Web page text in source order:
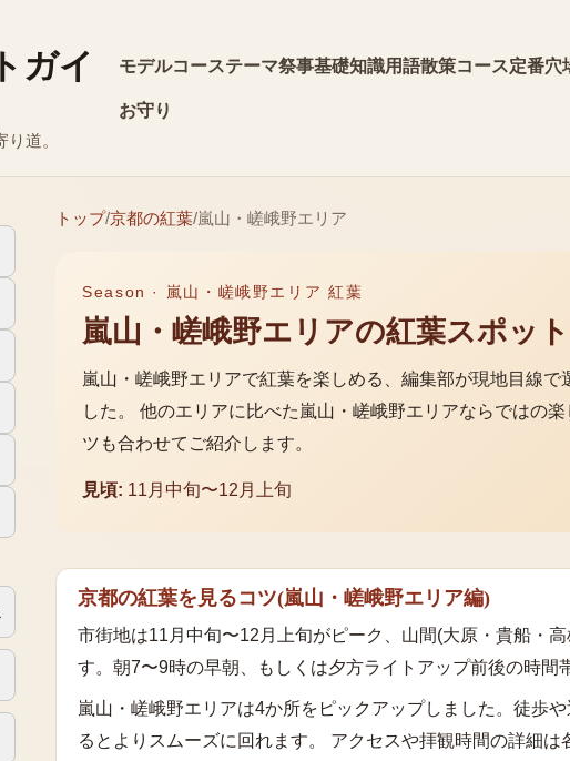
ガイ
道。
モデルコーステーマ祭事基礎知識用語散策コース定番穴
お守り
トップ/京都の紅葉/嵐山・嵯峨野エリア
Season · 嵐山・嵯峨野エリア 紅葉
嵐山・嵯峨野エリアの紅葉スポット
嵐山・嵯峨野エリアで紅葉を楽しめる、編集部が現地目線で
した。 他のエリアに比べた 嵐山・嵯峨野エリアならではの
ツも合わせてご紹介します。
見頃: 11月中旬〜12月上旬
京都の紅葉を見るコツ(嵐山・嵯峨野エリア編)
市街地は11月中旬〜12月上旬がピーク、山間(大原・貴船・
す。朝7〜9時の早朝、もしくは夕方ライトアップ前後の時間
嵐山・嵯峨野エリアは4か所をピックアップしました。徒歩
るとよりスムーズに回れます。 アクセスや拝観時間の詳細は